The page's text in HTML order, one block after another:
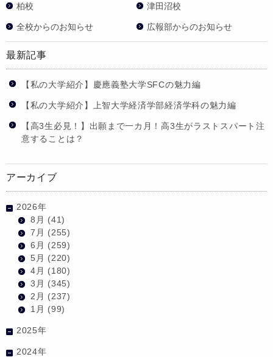
柏校 津田沼校
全校からのお知らせ 広報部からのお知らせ
最新記事
【私の大学紹介】慶應義塾大学SFCの魅力編
【私の大学紹介】上智大学経済学部経済学科の魅力編
【高3生必見！】出願まで一カ月！高3生がラストスパート注
意することは？
アーカイブ
2026年
8月 (41)
7月 (255)
6月 (259)
5月 (220)
4月 (180)
3月 (345)
2月 (237)
1月 (99)
2025年
2024年